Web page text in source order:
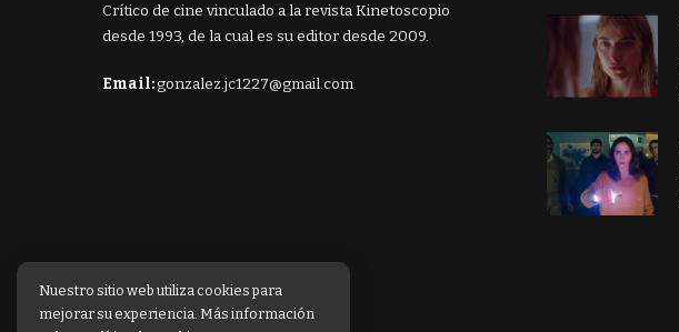
Crítico de cine vinculado a la revista Kinetoscopio
desde 1993, de la cual es su editor desde 2009.
Email:gonzalez.jc1227@gmail.com
Nuestro sitio web utiliza cookies para
mejorar su experiencia. Más información